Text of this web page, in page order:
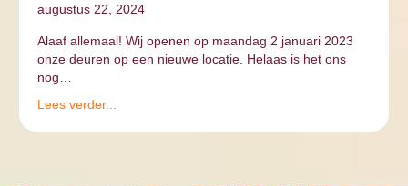
augustus 22, 2024
Alaaf allemaal! Wij openen op maandag 2 januari 2023
onze deuren op een nieuwe locatie. Helaas is het ons
nog…
Lees verder...